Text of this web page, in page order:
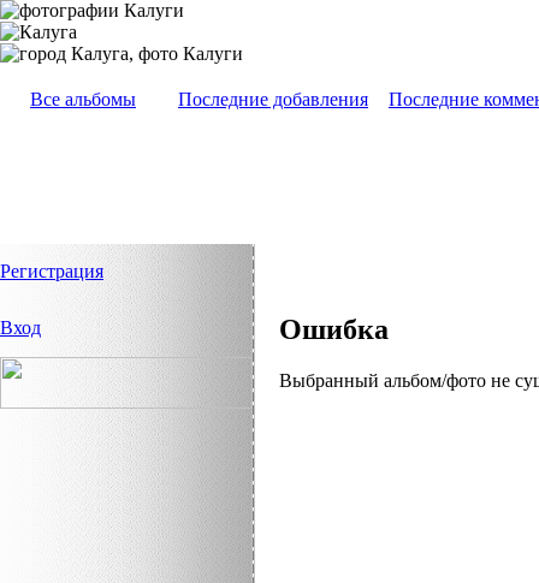
Все альбомы Последние добавления Последние
Регистрация
Вход Ошибка
Выбранный альбом/фото не